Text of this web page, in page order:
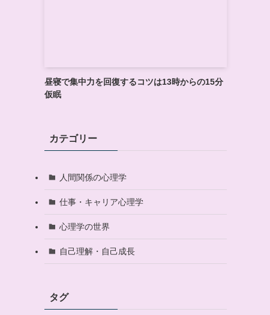
昼寝で集中力を回復するコツは13時からの15分
仮眠
カテゴリー
人間関係の心理学
仕事・キャリア心理学
心理学の世界
自己理解・自己成長
タグ